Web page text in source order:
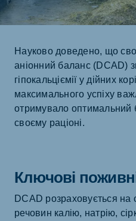
Науково доведено, що
аніонний баланс (DCAD)
гіпокальціємії у дійних
максимального успіху
отримувало оптимальний
своєму раціоні.
Ключові
DCAD розраховується на
речовин калію, натрію,